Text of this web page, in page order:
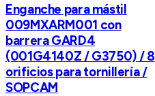
Enganche para mástil
009MXARM001 con
barrera GARD4
(001G4140Z / G3750) / 8
orificios para tornillería /
SOPCAM